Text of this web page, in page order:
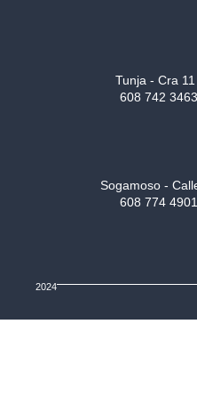
Tunja - Cra
608 742
Sogamoso -
608 774
2024